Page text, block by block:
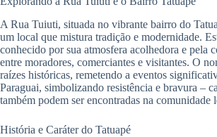
A Rua Tuiuti, situada no vibrante bairro do
um local que mistura tradição e modernidade.
conhecido por sua atmosfera acolhedora e pela
entre moradores, comerciantes e visitantes. O
raízes históricas, remetendo a eventos
Paraguai, simbolizando resistência e bravura –
também podem ser encontradas na comunidade
História e Caráter do Tatuapé